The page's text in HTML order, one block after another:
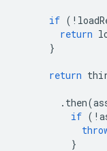
if ( !
return
}
return
. then(
if ( !
}